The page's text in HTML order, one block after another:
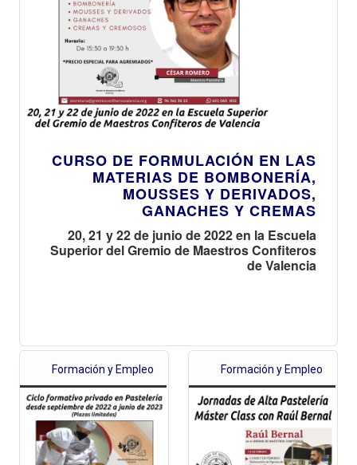
CURSO DE FORMULACIÓN EN LAS
MATERIAS DE BOMBONERÍA,
MOUSSES Y DERIVADOS,
GANACHES Y CREMAS
20, 21 y 22 de junio de 2022 en la Escuela
Superior del Gremio de Maestros Confiteros
de Valencia
Formación y Empleo Formación y Empleo